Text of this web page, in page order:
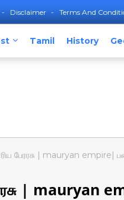
Disclaimer Terms And
Tamil History
பேரரசு | mauryan empire|
| mauryan